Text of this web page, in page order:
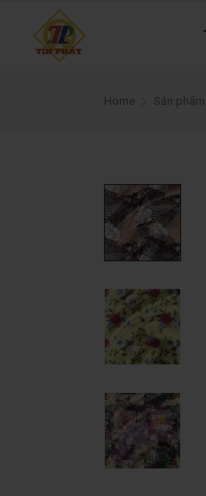
Home Sản phẩm